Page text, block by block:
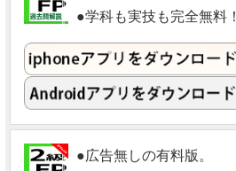
●学科も実技も完全無料！
●広告無しの有料版。